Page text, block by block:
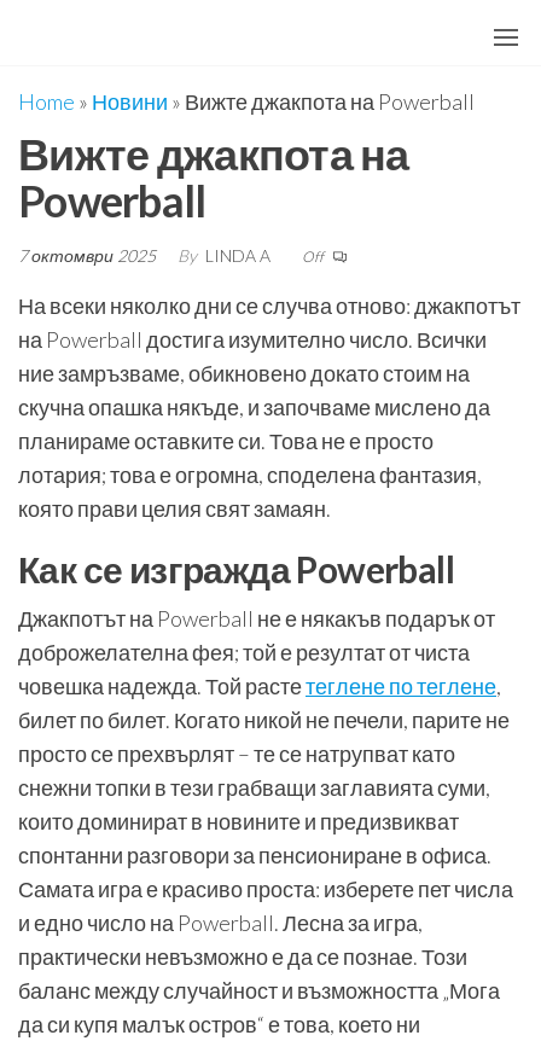
content
Home » Новини » Вижте джакпота на Powerball
Вижте джакпота на
Powerball
7 октомври 2025 By LINDA A Off
На всеки няколко дни се случва отново: джакпотът
на Powerball достига изумително число. Всички
ние замръзваме, обикновено докато стоим на
скучна опашка някъде, и започваме мислено да
планираме оставките си. Това не е просто
лотария; това е огромна, споделена фантазия,
която прави целия свят замаян.
Как се изгражда Powerball
Джакпотът на Powerball не е някакъв подарък от
доброжелателна фея; той е резултат от чиста
човешка надежда. Той растетеглене по теглене,
билет по билет. Когато никой не печели, парите не
просто се прехвърлят – те се натрупват като
снежни топки в тези грабващи заглавията суми,
които доминират в новините и предизвикват
спонтанни разговори за пенсиониране в офиса.
Самата игра е красиво проста: изберете пет числа
и едно число на Powerball. Лесна за игра,
практически невъзможно е да се познае. Този
баланс между случайност и възможността „Мога
да си купя малък остров“ е това, което ни